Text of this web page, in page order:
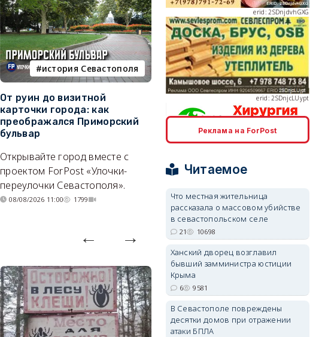
история Севастополя
От руин до визитной
карточки города: как
преображался Приморский
бульвар
Открывайте город вместе с
проектом ForPost «Улочки-
переулочки Севастополя».
08/08/2026 11:00 1799
недвижимость
Севастополь стал лидером
ЮФО по падению
строительства, но с одним
позитивным нюансом
совершенно по-разному.
erid: 2SDnjcLUypt
erid: 2SDnjcrDNw6
erid: 2SDnjdvhGXG
Реклама на ForPost
Читаемое
Что местная жительница
рассказала о массовом убийстве
в севастопольском селе
21 10698
Ханский дворец возглавил
бывший замминистра юстиции
Крыма
6 9581
В Севастополе повреждены
десятки домов при отражении
атаки БПЛА